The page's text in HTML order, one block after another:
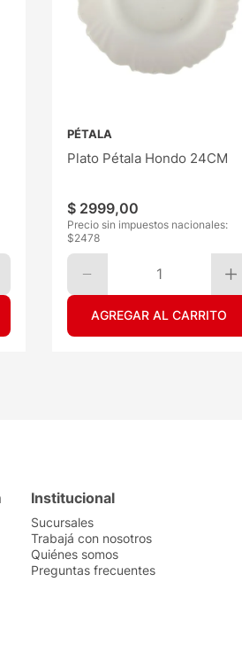
PÉTALA
Plato Pétala Hondo 24CM
$ 2999,00
Precio sin impuestos nacionales:
$2478
1
AGREGAR AL CARRITO
Institucional
Sucursales
Trabajá con nosotros
Quiénes somos
Preguntas frecuentes